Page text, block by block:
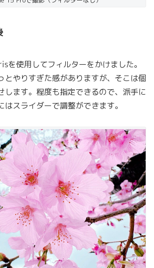
を使用してフィルターをかけました。
とやりすぎた感がありますが、そこは個
します。程度も指定できるので、派手に
はスライダーで調整ができます。